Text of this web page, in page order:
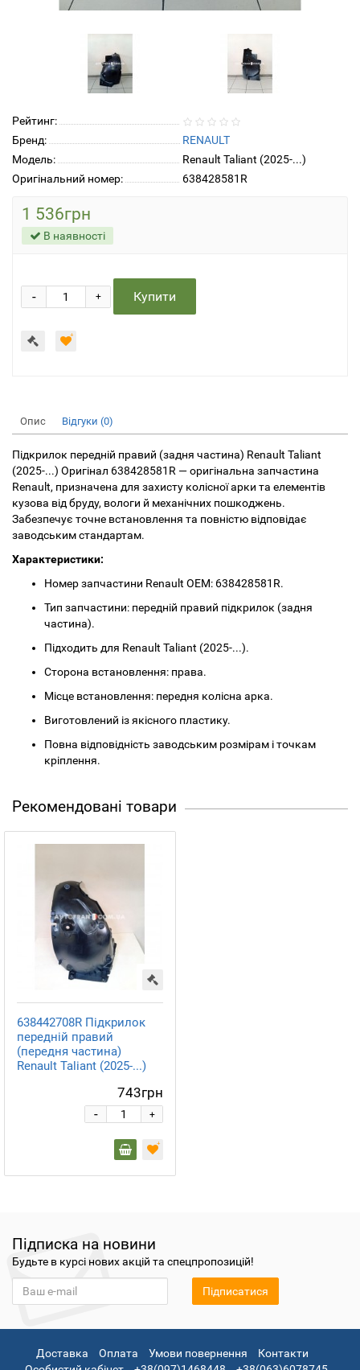
Рейтинг:
Бренд:
RENAULT
Модель:
Renault Taliant (2025-...)
Оригінальний номер:
638428581R
1 536грн
В наявності
+
- Купити
Опис Відгуки (0)
Підкрилок передній правий (задня частина) Renault Taliant
(2025-...) Оригінал 638428581R — оригінальна запчастина
Renault, призначена для захисту колісної арки та елементів
кузова від бруду, вологи й механічних пошкоджень.
Забезпечує точне встановлення та повністю відповідає
заводським стандартам.
Характеристики:
Номер запчастини Renault OEM: 638428581R.
Тип запчастини: передній правий підкрилок (задня
частина).
Підходить для Renault Taliant (2025-...).
Сторона встановлення: права.
Місце встановлення: передня колісна арка.
Виготовлений із якісного пластику.
Повна відповідність заводським розмірам і точкам
кріплення.
Рекомендовані товари
638442708R Підкрилок
передній правий
(передня частина)
Renault Taliant (2025-...)
743грн
+
-
Підписка на новини
Будьте в курсі нових акцій та спецпропозицій!
Підписатися
Доставка Оплата Умови повернення
Контакти